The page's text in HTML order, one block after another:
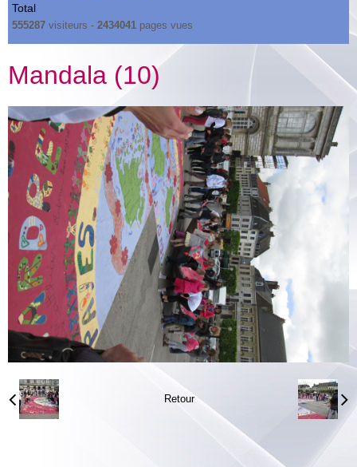
Total
555287 visiteurs - 2434041 pages vues
Mandala (10)
Retour